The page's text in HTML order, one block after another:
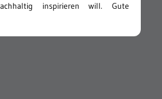
inspirieren will. Gute